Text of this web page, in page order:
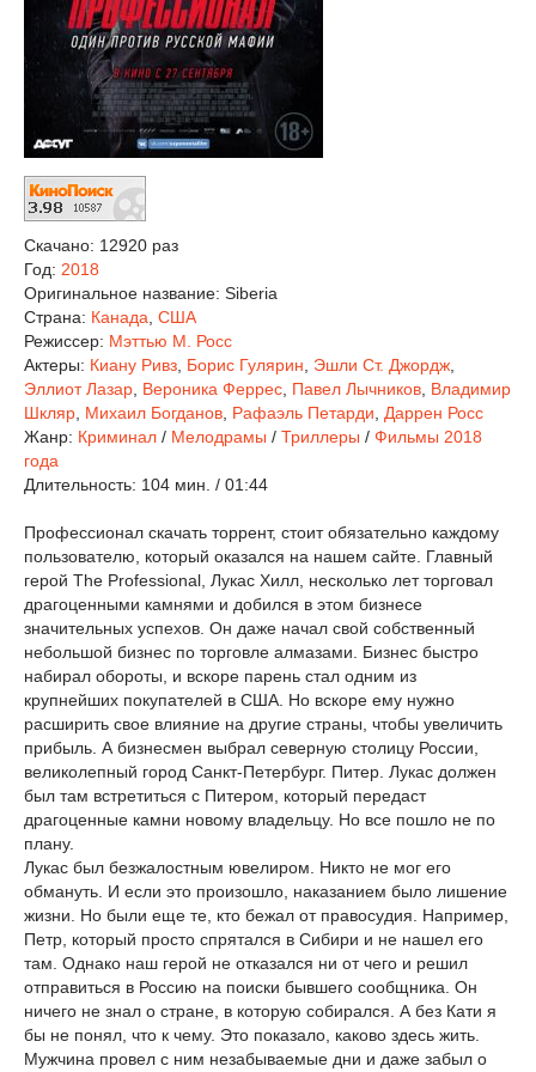
Скачано: 12920 раз
Год: 2018
Оригинальное название: Siberia
Страна: Канада США
Режиссер: Мэттью М. Росс
Актеры: Киану Ривз Борис Гулярин Эшли Ст. Джордж
Эллиот Лазар Вероника Феррес Павел Лычников Владимир
Шкляр Михаил Богданов Рафаэль Петарди
Даррен Росс
Жанр: Криминал / Мелодрамы / Триллеры / Фильмы 2018
года
Длительность: 104 мин. / 01:44
Профессионал скачать торрент, стоит обязательно каждому
пользователю, который оказался на нашем сайте. Главный
герой The Professional, Лукас Хилл, несколько лет торговал
драгоценными камнями и добился в этом бизнесе
значительных успехов. Он даже начал свой собственный
небольшой бизнес по торговле алмазами. Бизнес быстро
набирал обороты, и вскоре парень стал одним из
крупнейших покупателей в США. Но вскоре ему нужно
расширить свое влияние на другие страны, чтобы увеличить
прибыль. А бизнесмен выбрал северную столицу России,
великолепный город Санкт-Петербург. Питер. Лукас должен
был там встретиться с Питером, который передаст
драгоценные камни новому владельцу. Но все пошло не по
плану.
Лукас был безжалостным ювелиром. Никто не мог его
обмануть. И если это произошло, наказанием было лишение
жизни. Но были еще те, кто бежал от правосудия. Например,
Петр, который просто спрятался в Сибири и не нашел его
там. Однако наш герой не отказался ни от чего и решил
отправиться в Россию на поиски бывшего сообщника. Он
ничего не знал о стране, в которую собирался. А без Кати я
бы не понял, что к чему. Это показало, каково здесь жить.
Мужчина провел с ним незабываемые дни и даже забыл о